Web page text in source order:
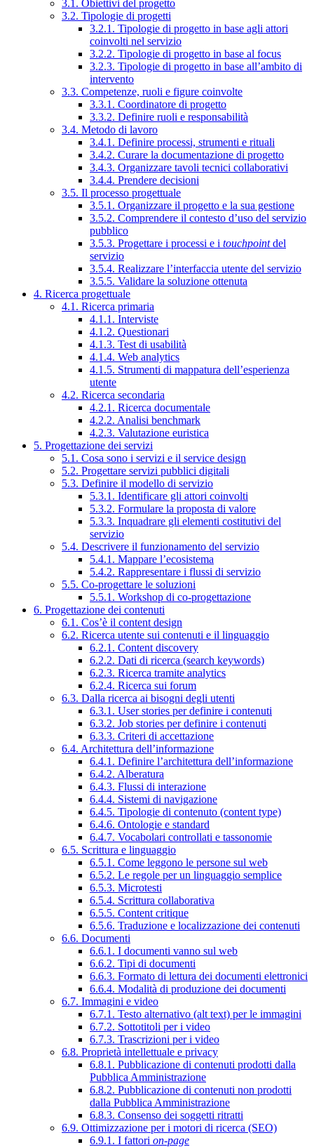
3.1. Obiettivi del progetto
3.2. Tipologie di progetti
3.2.1. Tipologie di progetto in base agli attori
coinvolti nel servizio
3.2.2. Tipologie di progetto in base al focus
3.2.3. Tipologie di progetto in base all’ambito di
intervento
3.3. Competenze, ruoli e figure coinvolte
3.3.1. Coordinatore di progetto
3.3.2. Definire ruoli e responsabilità
3.4. Metodo di lavoro
3.4.1. Definire processi, strumenti e rituali
3.4.2. Curare la documentazione di progetto
3.4.3. Organizzare tavoli tecnici collaborativi
3.4.4. Prendere decisioni
3.5. Il processo progettuale
3.5.1. Organizzare il progetto e la sua gestione
3.5.2. Comprendere il contesto d’uso del servizio
pubblico
3.5.3. Progettare i processi e i touchpointdel
servizio
3.5.4. Realizzare l’interfaccia utente del servizio
3.5.5. Validare la soluzione ottenuta
4. Ricerca progettuale
4.1. Ricerca primaria
4.1.1. Interviste
4.1.2. Questionari
4.1.3. Test di usabilità
4.1.4. Web analytics
4.1.5. Strumenti di mappatura dell’esperienza
utente
4.2. Ricerca secondaria
4.2.1. Ricerca documentale
4.2.2. Analisi benchmark
4.2.3. Valutazione euristica
5. Progettazione dei servizi
5.1. Cosa sono i servizi e il service design
5.2. Progettare servizi pubblici digitali
5.3. Definire il modello di servizio
5.3.1. Identificare gli attori coinvolti
5.3.2. Formulare la proposta di valore
5.3.3. Inquadrare gli elementi costitutivi del
servizio
5.4. Descrivere il funzionamento del servizio
5.4.1. Mappare l’ecosistema
5.4.2. Rappresentare i flussi di servizio
5.5. Co-progettare le soluzioni
5.5.1. Workshop di co-progettazione
6. Progettazione dei contenuti
6.1. Cos’è il content design
6.2. Ricerca utente sui contenuti e il linguaggio
6.2.1. Content discovery
6.2.2. Dati di ricerca (search keywords)
6.2.3. Ricerca tramite analytics
6.2.4. Ricerca sui forum
6.3. Dalla ricerca ai bisogni degli utenti
6.3.1. User stories per definire i contenuti
6.3.2. Job stories per definire i contenuti
6.3.3. Criteri di accettazione
6.4. Architettura dell’informazione
6.4.1. Definire l’architettura dell’informazione
6.4.2. Alberatura
6.4.3. Flussi di interazione
6.4.4. Sistemi di navigazione
6.4.5. Tipologie di contenuto (content type)
6.4.6. Ontologie e standard
6.4.7. Vocabolari controllati e tassonomie
6.5. Scrittura e linguaggio
6.5.1. Come leggono le persone sul web
6.5.2. Le regole per un linguaggio semplice
6.5.3. Microtesti
6.5.4. Scrittura collaborativa
6.5.5. Content critique
6.5.6. Traduzione e localizzazione dei contenuti
6.6. Documenti
6.6.1. I documenti vanno sul web
6.6.2. Tipi di documenti
6.6.3. Formato di lettura dei documenti elettronici
6.6.4. Modalità di produzione dei documenti
6.7. Immagini e video
6.7.1. Testo alternativo (alt text) per le immagini
6.7.2. Sottotitoli per i video
6.7.3. Trascrizioni per i video
6.8. Proprietà intellettuale e privacy
6.8.1. Pubblicazione di contenuti prodotti dalla
Pubblica Amministrazione
6.8.2. Pubblicazione di contenuti non prodotti
dalla Pubblica Amministrazione
6.8.3. Consenso dei soggetti ritratti
6.9. Ottimizzazione per i motori di ricerca (SEO)
6.9.1. I fattori on-page